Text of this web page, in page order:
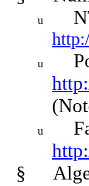
u
u
u
§